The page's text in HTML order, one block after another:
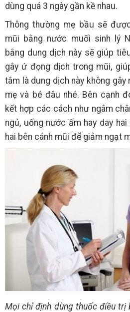
dùng quá 3 ngày gần kề nhau.
Thông thường mẹ bầu sẽ
mũi bằng nước muối sinh lý
bằng dung dịch này sẽ giúp
gây ứ đọng dịch trong mũi,
tâm là dung dịch này không
mẹ và bé đâu nhé. Bên cạnh
kết hợp các cách như ngâm
ngủ, uống nước ấm hay day
hai bên cánh mũi để giảm ngạt
Mọi chỉ định dùng thuốc điều trị